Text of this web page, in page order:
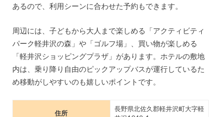
あるので、利用シーンに合わせた予約もできます。
周辺には、子どもから大人まで楽しめる「アクティビティ
パーク軽井沢の森」や「ゴルフ場」、買い物が楽しめる
「軽井沢ショッピングプラザ」があります。ホテルの敷地
内は、乗り降り自由のピックアップバスが運行しているた
め移動がしやすいのも嬉しいポイントです。
住所
長野県北佐久郡軽井沢町大字軽